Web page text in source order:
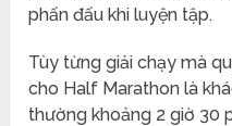
phấn đấu khi luyện tập.
Tùy từng giải chạy mà
cho Half Marathon là
thường khoảng 2 giờ 30